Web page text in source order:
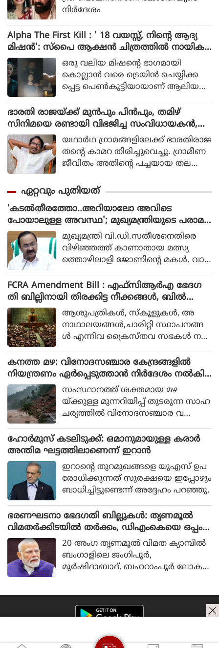
നിർദേശം
Alpha The First Kill : ' 18 വയസ്സ്, നിന്റെ ആദ്യ
മിഷന്‍': സ്‌പൈ ആക്ഷന്‍ ചിത്രത്തില്‍ നായിക
യായി ആലിയ, ആല്‍ഫ ടീസര്‍ പുറത്ത്
ഒരു വലിയ മിഷന്റെ ഭാഗമായി
കൊല്ലാന്‍ വരെ ട്രെയിന്‍ ചെയ്യിക്ക
പ്പെട്ട പെണ്‍കുട്ടിയായാണ് ആലിയ
സിനിമയിലെത്തുന്നത്.
ഭാരതി രാജയ്ക്ക് മുൻപും പിൻപും, തമിഴ്
സിനിമയെ രണ്ടായി വിഭജിച്ച സംവിധായകൻ,
ഭാരതി രാജ വിട പറയുമ്പോൾ
യഥാര്‍ഥ ഗ്രാമങ്ങളിലേക്ക് ഭാരതിരാജ
തന്റെ കാമറ തിരിച്ചുവെച്ചു. ഗ്രാമീണ
ജീവിതം അതിന്റെ പച്ചയായ തല
ഭാരതിരാജ വിപ്ലവം തീര്‍ത്തത്.
ഏറ്റവും പുതിയത്
'കടൽതീരത്തോ..അറിയാലോ അവിടെ
പോയാലുള്ള അവസ്ഥ'; മുഖ്യമന്ത്രിയുടെ പരാമർ
ശം വിവാദത്തിൽ, മാപ്പ് പറയണമെന്ന് ആവശ്യം
മുഖ്യമന്ത്രി വി.ഡി.സതീശനെതിരെ
വിഴിഞ്ഞത്ത് കാണാതായ മത്സ്യ
ത്തൊഴിലാളി ജോണിന്റെ മകൾ. വാർ
ത്താസമ്മേളനത്തിൽ തീരദേശ മേഖ
ലയിലെ മനുഷ്യരെ അപമാനിക്കുന്ന
വിധം മുഖ്യമന്ത്രി സംസാരിച്ചതാണ്
വിവാദത്തിനു കാരണമായിരിക്കുന്ന
ത്.
FCRA Amendment Bill : എഫ്സിആർഎ ഭേദഗ
തി ബില്ലിനായി തിരക്കിട്ട നീക്കങ്ങൾ, ബിൽ
നാളെയോ മറ്റന്നാളോ കൊണ്ടുവന്നേക്കും
ആശുപത്രികള്‍, സ്‌കൂളുകള്‍, അ
നാഥാലയങ്ങള്‍,ചാരിറ്റി സ്ഥാപനങ്ങ
ള്‍ എന്നിവ ക്രൈസ്തവ സഭകള്‍ നട
ത്തുന്നത് വിദേശഫണ്ടുകളില്‍
നിന്നാണ്. സര്‍ക്കാരിനെ വിമ
ര്‍ശിക്കുന്ന സംഘടനകളെ ലക്ഷ്യ
മാക്കി സര്‍ക്കാര്‍ നിയമം ദുരുപ
യോഗം ചെയ്‌തേക്കാമെന്നും പ്രതിപ
ക്ഷം പറയുന്നു.
കനത്ത മഴ: വിനോദസഞ്ചാര കേന്ദ്രങ്ങളില്‍
നിയന്ത്രണം ഏര്‍പ്പെടുത്താന്‍ നിര്‍ദേശം നല്‍കി
സംസ്ഥാന ദുരന്ത നിവാരണ അതോറിറ്റി
സംസ്ഥാനത്ത് ശക്തമായ മഴ
യ്ക്കുള്ള മുന്നറിയിപ്പ് തുടരുന്ന സാഹ
ചര്യത്തില്‍ വിനോദസഞ്ചാര വ
കുപ്പിനും ജില്ലാ ടൂറിസം പ്രമോഷന്‍
കൗണ്‍സിലുകള്‍ക്കും (DTPC) പ്ര
ത്യേക ജാഗ്രതാ നിര്‍ദേശം സംസ്ഥാന
ദുരന്ത നിവാരണ അതോറിറ്റി (KSDM
A) നല്‍കി.
ഹോര്‍മുസ് കടലിടുക്ക്: ഒമാനുമായുള്ള കരാര്‍
അന്തിമ ഘട്ടത്തിലാണെന്ന് ഇറാന്‍
ഇറാന്റെ തുറമുഖങ്ങളെ യുഎസ് ഉപ
രോധിക്കുന്നത് സുരക്ഷയെ ഇപ്പോഴും
ബാധിച്ചിട്ടുണ്ടെന്ന് അദ്ദേഹം പറഞ്ഞു.
ഭരണഘടനാ ഭേദഗതി ബില്ലുകൾ: തൃണമൂൽ
വിമതർക്കിടയിൽ തർക്കം, ഡിഎംകെയെ ഒപ്പം
നിർത്താൻ നീക്കവുമായി ബിജെപി
20 അംഗ തൃണമൂല്‍ വിമത ക്യാമ്പില്‍
ബംഗാളിലെ ജംഗിപൂര്‍,
മുര്‍ഷിദാബാദ്, ബഹറാംപൂര്‍ ലോക
ഹ്‌മാന്‍, അബു താഹെര്‍ ഖാന്‍, യൂസ
ഫ് പത്താന്‍ എന്നിവര്‍ തുടര്‍ച്ചയായി
നിന്ന് വിട്ടുനിന്നു.